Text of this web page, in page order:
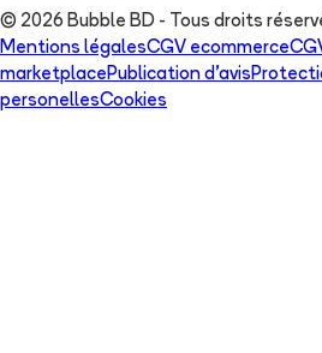
© 2026 Bubble BD - Tous droits
Mentions légalesCGV ecommerce
marketplacePublication d'avis
personellesCookies